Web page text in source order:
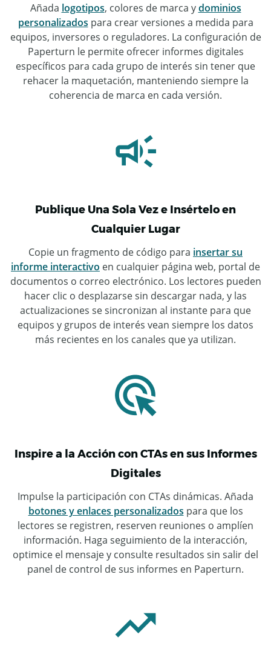
Añada logotipos, colores de marca ydominios
personalizados para crear versiones a medida para
equipos, inversores o reguladores. La configuración de
Paperturn le permite ofrecer informes digitales
específicos para cada grupo de interés sin tener que
rehacer la maquetación, manteniendo siempre la
coherencia de marca en cada versión.
Publique Una Sola Vez e Insértelo en
Cualquier Lugar
Copie un fragmento de código para insertar su
informe interactivo en cualquier página web, portal de
documentos o correo electrónico. Los lectores pueden
hacer clic o desplazarse sin descargar nada, y las
actualizaciones se sincronizan al instante para que
equipos y grupos de interés vean siempre los datos
más recientes en los canales que ya utilizan.
Inspire a la Acción con CTAs en sus Informes
Digitales
Impulse la participación con CTAs dinámicas. Añada
botones y enlaces personalizados para que los
lectores se registren, reserven reuniones o amplíen
información. Haga seguimiento de la interacción,
optimice el mensaje y consulte resultados sin salir del
panel de control de sus informes en Paperturn.